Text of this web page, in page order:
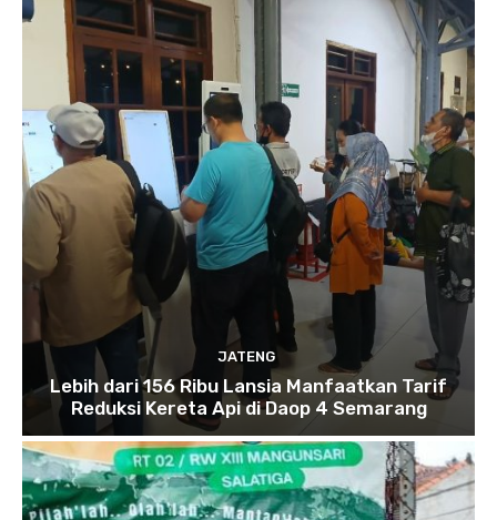
JATENG
Lebih dari 156 Ribu Lansia Manfaatkan Tarif
Reduksi Kereta Api di Daop 4 Semarang